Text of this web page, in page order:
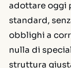
adottare oggi
standard,
obblighi a
nulla di
struttura